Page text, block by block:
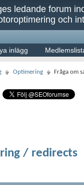
ledande forum
och
inlägg
Optimering Fråga om
/ redirects